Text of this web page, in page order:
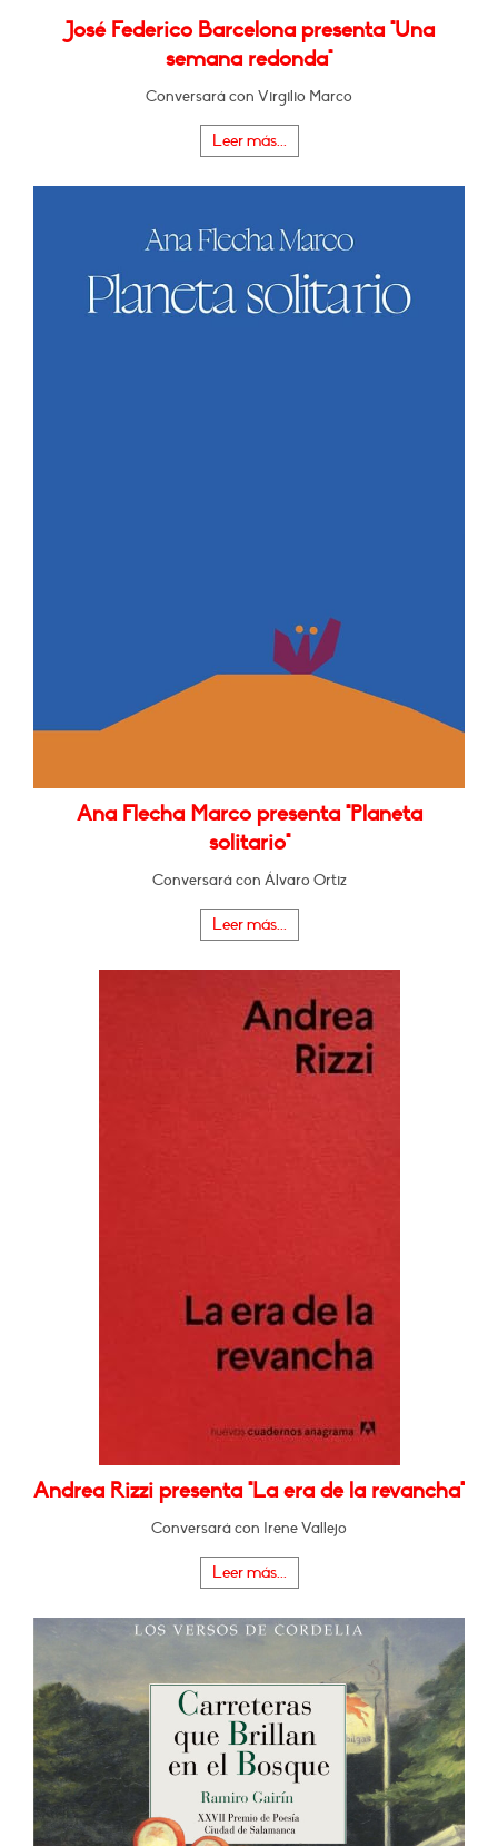
José Federico Barcelona presenta "Una
semana redonda"
Conversará con Virgilio Marco
Leer más...
Ana Flecha Marco presenta "Planeta
solitario"
Conversará con Álvaro Ortiz
Leer más...
Andrea Rizzi presenta "La era de la revancha"
Conversará con Irene Vallejo
Leer más...